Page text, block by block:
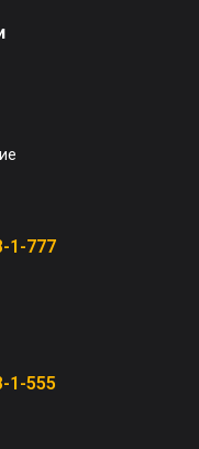
1-777
1-555